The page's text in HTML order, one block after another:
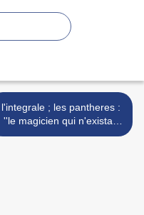
l'integrale ; les pantheres :
''le magicien qui n'existait
pas : >